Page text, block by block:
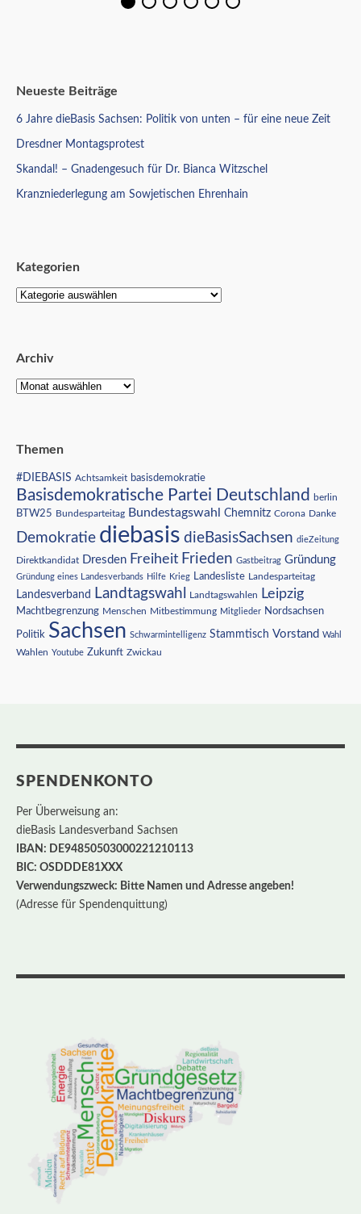
Neueste Beiträge
6 Jahre dieBasis Sachsen: Politik von unten – für eine neue Zeit
Dresdner Montagsprotest
Skandal! – Gnadengesuch für Dr. Bianca Witzschel
Kranzniederlegung am Sowjetischen Ehrenhain
Kategorien
Archiv
Themen
#DIEBASIS Achtsamkeit basisdemokratie
Basisdemokratische Partei Deutschland berlin
BTW25 Bundesparteitag Bundestagswahl Chemnitz Corona Danke
Demokratie diebasis dieBasisSachsen dieZeitung
Direktkandidat Dresden Freiheit Frieden Gastbeitrag Gründung
Gründung eines Landesverbands Hilfe Krieg Landesliste Landesparteitag
Landesverband Landtagswahl Landtagswahlen Leipzig
Machtbegrenzung Menschen Mitbestimmung Mitglieder Nordsachsen
Politik Sachsen Schwarmintelligenz Stammtisch Vorstand Wahl
Wahlen Youtube Zukunft Zwickau
SPENDENKONTO
Per Überweisung an:
dieBasis Landesverband Sachsen
IBAN: DE94850503000221210113
BIC: OSDDDE81XXX
Verwendungszweck: Bitte Namen und Adresse angeben!
(Adresse für Spendenquittung)